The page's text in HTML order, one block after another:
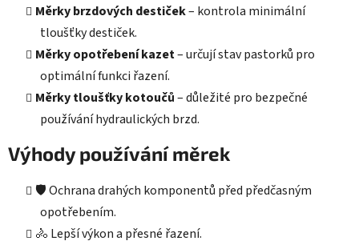
Měrky brzdových destiček– kontrola minimální
tloušťky destiček.
Měrky opotřebení kazet– určují stav pastorků pro
optimální funkci řazení.
Měrky tloušťky kotoučů– důležité pro bezpečné
používání hydraulických brzd.
Výhody používání měrek
🛡️ Ochrana drahých komponentů před předčasným
opotřebením.
🚴 Lepší výkon a přesné řazení.